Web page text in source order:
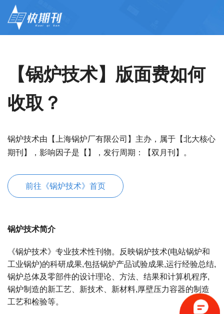
【锅炉技术】版面费如何
收取？
锅炉技术由【上海锅炉厂有限公司】主办，属于【北大核心
期刊】，影响因子是【】，发行周期：【双月刊】。
前往《锅炉技术》首页
锅炉技术简介
《锅炉技术》专业技术性刊物。反映锅炉技术(电站锅炉和
工业锅炉)的科研成果,包括锅炉产品试验成果,运行经验总结,
锅炉总体及零部件的设计理论、方法、结果和计算机程序,
锅炉制造的新工艺、新技术、新材料,厚壁压力容器的制造
工艺和检验等。